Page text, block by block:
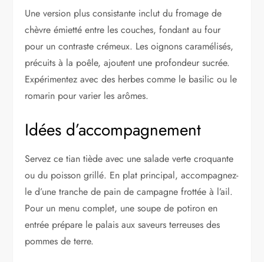
Une version plus consistante inclut du fromage de
chèvre émietté entre les couches, fondant au four
pour un contraste crémeux. Les oignons caramélisés,
précuits à la poêle, ajoutent une profondeur sucrée.
Expérimentez avec des herbes comme le basilic ou le
romarin pour varier les arômes.
Idées d’accompagnement
Servez ce tian tiède avec une salade verte croquante
ou du poisson grillé. En plat principal, accompagnez-
le d’une tranche de pain de campagne frottée à l’ail.
Pour un menu complet, une soupe de potiron en
entrée prépare le palais aux saveurs terreuses des
pommes de terre.